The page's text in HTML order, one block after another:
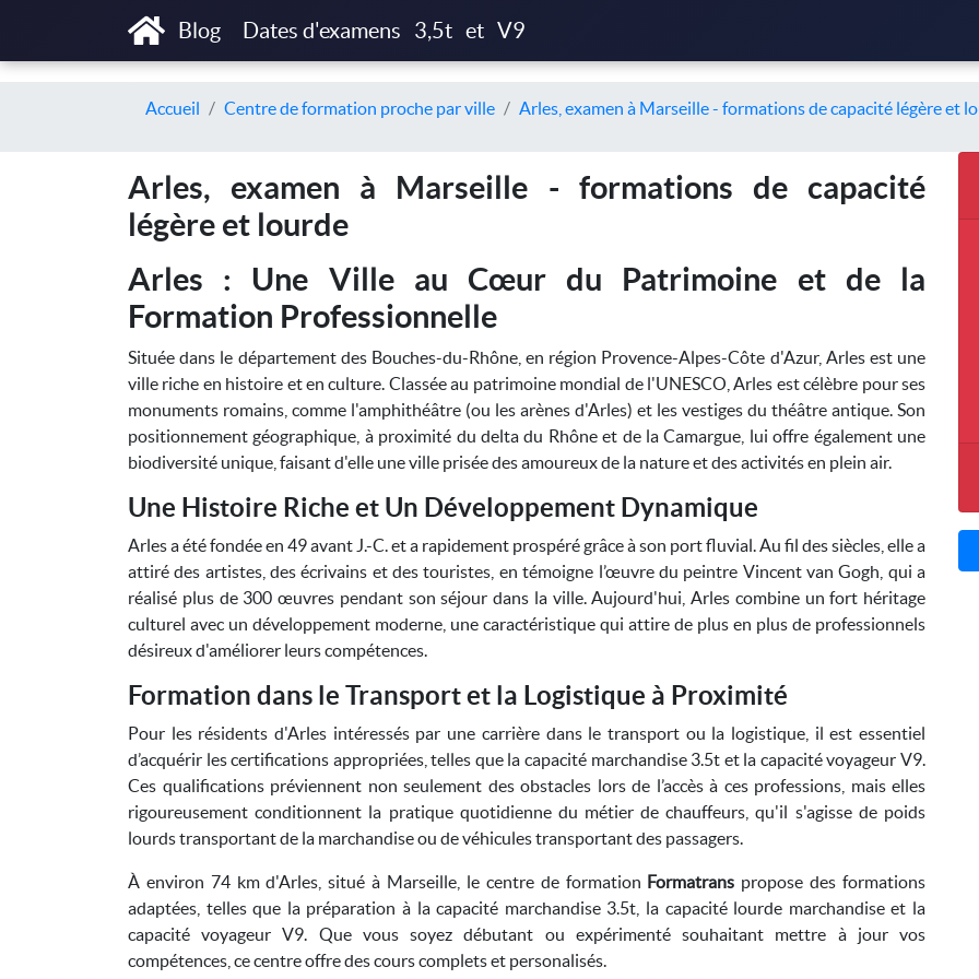
Blog Dates d'examens 3,5t et V9
Accueil Centre de formation proche par ville Arles, examen à Marseille - formations de capacité légère et
Arles, examen à Marseille - formations de capacité
légère et lourde
Arles : Une Ville au Cœur du Patrimoine et de la
Formation Professionnelle
Située dans le département des Bouches-du-Rhône, en région Provence-Alpes-Côte d'Azur, Arles est une
ville riche en histoire et en culture. Classée au patrimoine mondial de l'UNESCO, Arles est célèbre pour ses
monuments romains, comme l'amphithéâtre (ou les arènes d'Arles) et les vestiges du théâtre antique. Son
positionnement géographique, à proximité du delta du Rhône et de la Camargue, lui offre également une
biodiversité unique, faisant d'elle une ville prisée des amoureux de la nature et des activités en plein air.
Une Histoire Riche et Un Développement Dynamique
Arles a été fondée en 49 avant J.-C. et a rapidement prospéré grâce à son port fluvial. Au fil des siècles, elle a
attiré des artistes, des écrivains et des touristes, en témoigne l’œuvre du peintre Vincent van Gogh, qui a
réalisé plus de 300 œuvres pendant son séjour dans la ville. Aujourd'hui, Arles combine un fort héritage
culturel avec un développement moderne, une caractéristique qui attire de plus en plus de professionnels
désireux d'améliorer leurs compétences.
Formation dans le Transport et la Logistique à Proximité
Pour les résidents d'Arles intéressés par une carrière dans le transport ou la logistique, il est essentiel
d’acquérir les certifications appropriées, telles que la capacité marchandise 3.5t et la capacité voyageur V9.
Ces qualifications préviennent non seulement des obstacles lors de l’accès à ces professions, mais elles
rigoureusement conditionnent la pratique quotidienne du métier de chauffeurs, qu'il s'agisse de poids
lourds transportant de la marchandise ou de véhicules transportant des passagers.
À environ 74 km d'Arles, situé à Marseille, le centre de formation Formatrans propose des formations
adaptées, telles que la préparation à la capacité marchandise 3.5t, la capacité lourde marchandise et la
capacité voyageur V9. Que vous soyez débutant ou expérimenté souhaitant mettre à jour vos
compétences, ce centre offre des cours complets et personalisés.